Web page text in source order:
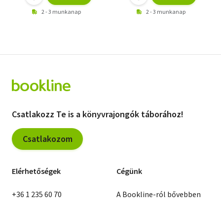
2 - 3 munkanap 2 - 3 munkanap
Csatlakozz Te is a könyvrajongók táborához!
Csatlakozom
Elérhetőségek
+36 1 235 60 70
Cégünk
A Bookline-ról bővebben